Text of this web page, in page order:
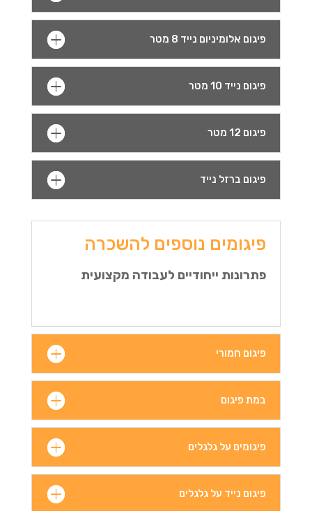
פיגום אלומיניום נייד 8 מטר
פיגום נייד 10 מטר
פיגום 12 מטר
פיגום ברזל נייד
פיגומים נוספים להשכרה
פתרונות ייחודיים לעבודה מקצועית
פיגום חמורי
במת פיגום
פיגומים על גלגלים
פיגום נייד על גלגלים